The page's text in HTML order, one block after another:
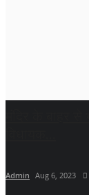
Admin Aug 6, 2023